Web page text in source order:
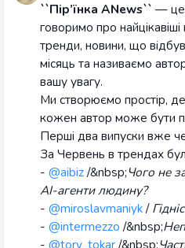
``Пір’їнка ANews`` — це
говоримо про
тренди, новини, що
місяць та називаємо
вашу увагу.
Ми створюємо простір,
кожен автор може бути
Перші два випуски вже
За Червень в трендах
- @aibiz/&nbsp;Чого не
AI-агенти людину?
- @miroslavmaniyk/
- @intermezzo /&nbsp;
- @tory_tokar/&nbsp;